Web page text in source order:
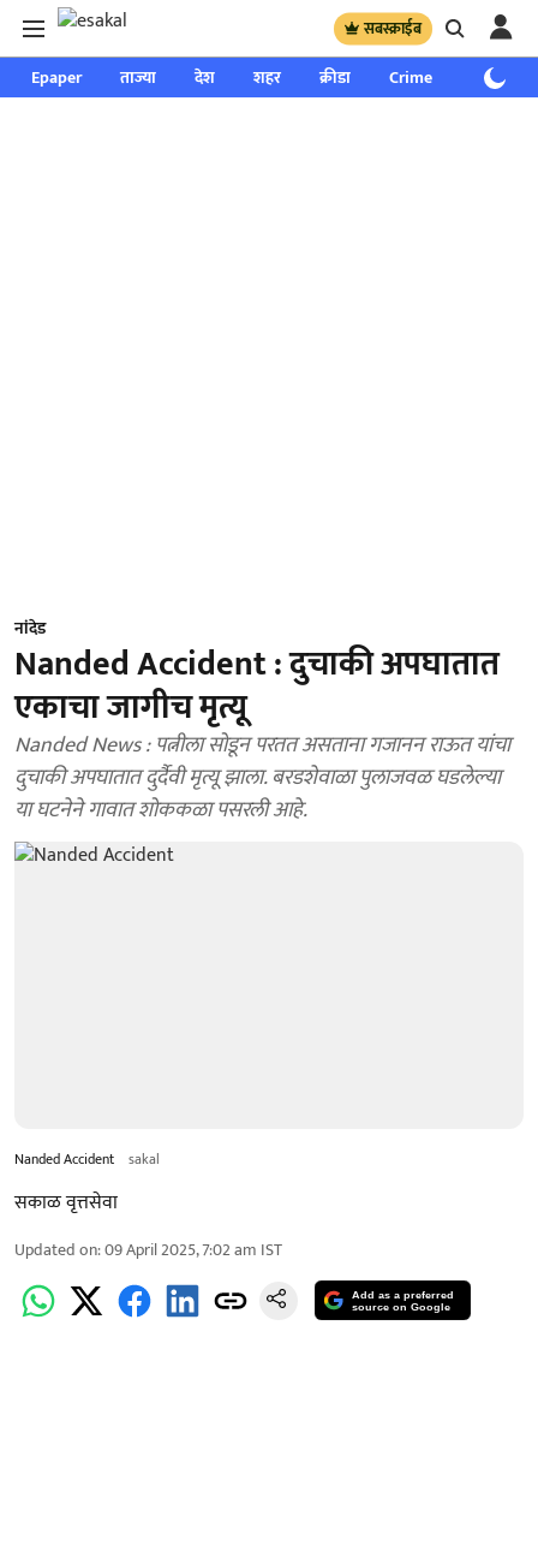
सबस्क्राईब
Epaper ताज्या देश शहर क्रीडा Crime साप्ताहिक
नांदेड
Nanded Accident : दुचाकी अपघातात
एकाचा जागीच मृत्यू
Nanded News : पत्नीला सोडून परतत असताना गजानन राऊत यांचा
दुचाकी अपघातात दुर्दैवी मृत्यू झाला. बरडशेवाळा पुलाजवळ घडलेल्या
या घटनेने गावात शोककळा पसरली आहे.
Nanded Accident sakal
सकाळ वृत्तसेवा
Updated on:09 April 2025, 7:02 am IST
Add as a preferred
source on Google